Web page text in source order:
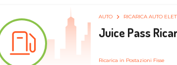
AUTO RICARICA AUTO
Juice Pass
Ricarica in Postazioni Fisse